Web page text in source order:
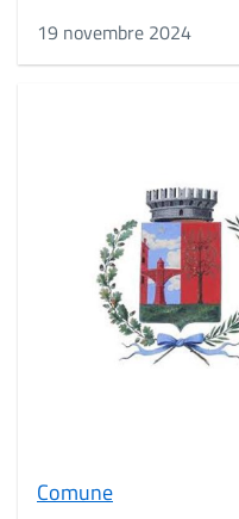
19 novembre 2024
Comune